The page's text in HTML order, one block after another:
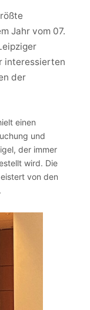
Jahr vom 07.
interessierten
der
einen
und
der immer
wird. Die
von den